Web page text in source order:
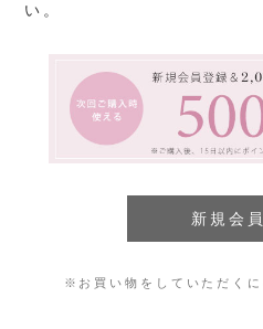
い。
※お買い物をしていただくに